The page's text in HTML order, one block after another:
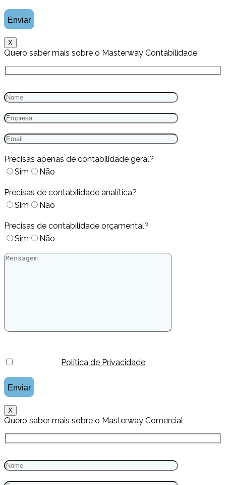
X
Quero saber mais sobre o Masterway Contabilidade
Precisas apenas de contabilidade geral?
Sim
Não
Precisas de contabilidade analítica?
Sim
Não
Precisas de contabilidade orçamental?
Sim
Não
Política de Privacidade
X
Quero saber mais sobre o Masterway Comercial